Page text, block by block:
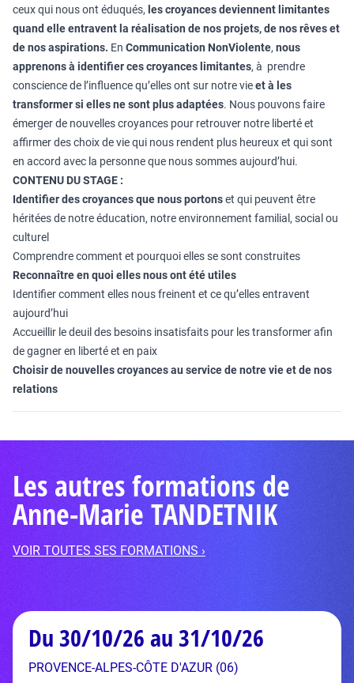
ceux qui nous ont éduqués, les croyances deviennent limitantes
quand elle entravent la réalisation de nos projets, de nos rêves et
de nos aspirations. En Communication NonViolente, nous
apprenons à identifier ces croyances limitantes, à prendre
conscience de l’influence qu’elles ont sur notre vieet à les
transformer si elles ne sont plus adaptées. Nous pouvons faire
émerger de nouvelles croyances pour retrouver notre liberté et
affirmer des choix de vie qui nous rendent plus heureux et qui sont
en accord avec la personne que nous sommes aujourd’hui.
CONTENU DU STAGE :
Identifier des croyances que nous portonset qui peuvent être
héritées de notre éducation, notre environnement familial, social ou
culturel
Comprendre comment et pourquoi elles se sont construites
Reconnaître en quoi elles nous ont été utiles
Identifier comment elles nous freinent et ce qu’elles entravent
aujourd’hui
Accueillir le deuil des besoins insatisfaits pour les transformer afin
de gagner en liberté et en paix
Choisir de nouvelles croyances au service de notre vie et de nos
relations
Les autres formations de
Anne-Marie TANDETNIK
VOIR TOUTES SES FORMATIONS ›
Du 30/10/26 au 31/10/26
PROVENCE-ALPES-CÔTE D'AZUR (06)